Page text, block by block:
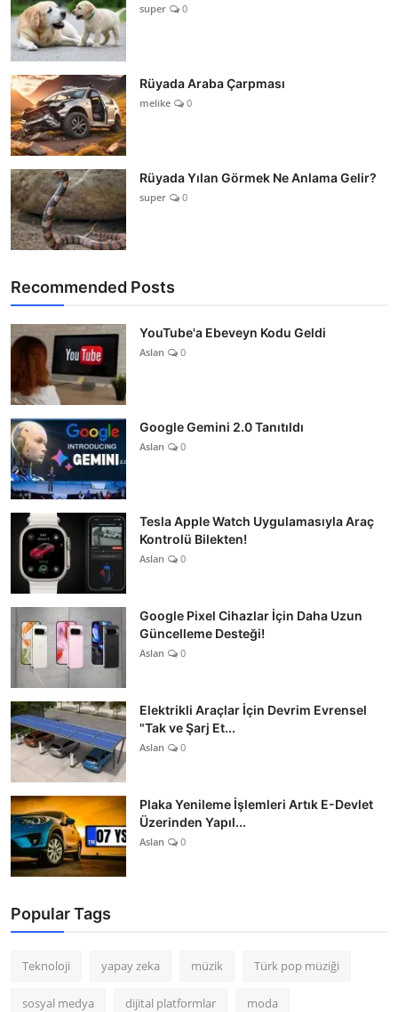
super 0
Rüyada Araba Çarpması
melike 0
Rüyada Yılan Görmek Ne Anlama Gelir?
super 0
Recommended Posts
YouTube'a Ebeveyn Kodu Geldi
Aslan 0
Google Gemini 2.0 Tanıtıldı
Aslan 0
Tesla Apple Watch Uygulamasıyla Araç
Kontrolü Bilekten!
Aslan 0
Google Pixel Cihazlar İçin Daha Uzun
Güncelleme Desteği!
Aslan 0
Elektrikli Araçlar İçin Devrim Evrensel
"Tak ve Şarj Et...
Aslan 0
Plaka Yenileme İşlemleri Artık E-Devlet
Üzerinden Yapıl...
Aslan 0
Popular Tags
Teknoloji yapay zeka müzik Türk pop müziği
sosyal medya dijital platformlar moda